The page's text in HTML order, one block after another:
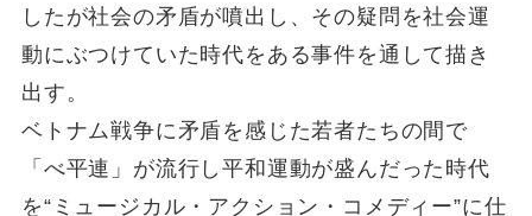
したが社会の矛盾が噴出し、その疑問を社会運
動にぶつけていた時代をある事件を通して描き
出す。
ベトナム戦争に矛盾を感じた若者たちの間で
「べ平連」が流行し平和運動が盛んだった時代
を“ミュージカル・アクション・コメディー”に仕